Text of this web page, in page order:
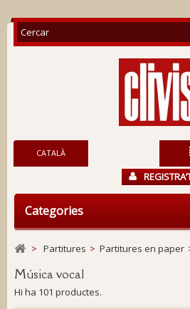
CATALÀ
Categories
> Partitures > Partitures en paper
Música vocal
Hi ha 101 productes.